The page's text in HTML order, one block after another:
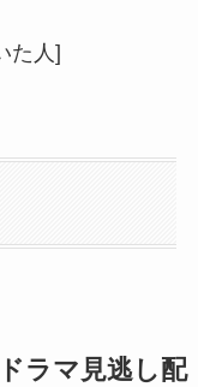
た人]
ラマ見逃し配